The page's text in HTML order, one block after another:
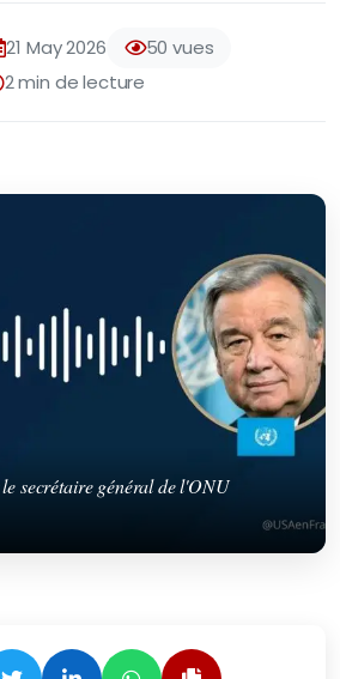
21 May 2026
50 vues
2 min de lecture
secrétaire général de l'ONU